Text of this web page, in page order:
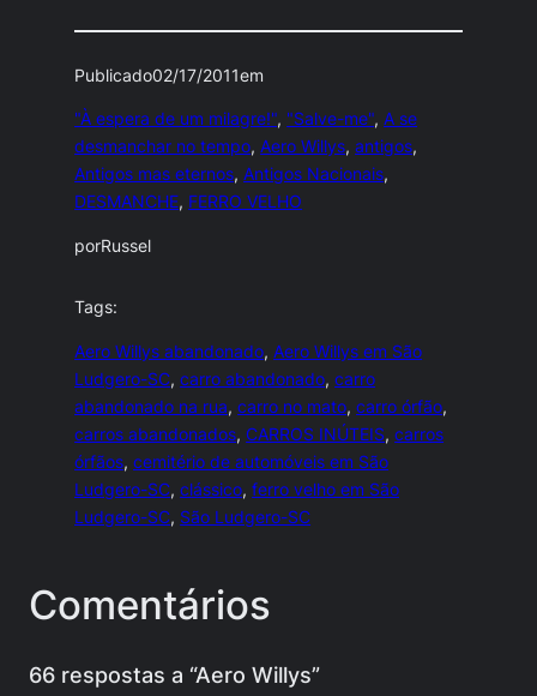
Publicado02/17/2011em
"À espera de um milagre!", "Salve-me", A se
desmanchar no tempo, Aero Willys, antigos
Antigos mas eternos, Antigos Nacionais
DESMANCHE, FERRO VELHO
porRussel
Tags:
Aero Willys abandonado, Aero Willys em São
Ludgero-SC, carro abandonado, carro
abandonado na rua, carro no mato, carro órfão
carros abandonados, CARROS INÚTEIS, carros
órfãos, cemitério de automóveis em São
Ludgero-SC, clássico, ferro velho em São
Ludgero-SC, São Ludgero-SC
Comentários
66 respostas a “Aero Willys”